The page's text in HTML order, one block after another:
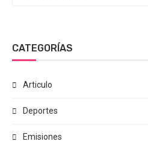
CATEGORÍAS
Articulo
Deportes
Emisiones